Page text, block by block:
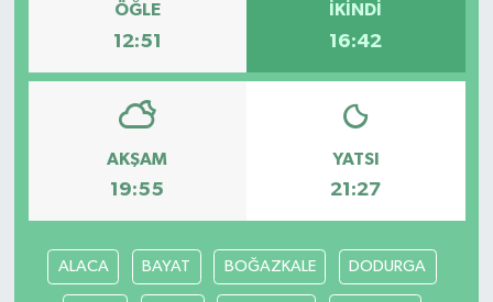
ÖĞLE
12:51
İKINDI
16:42
AKŞAM
19:55
YATSI
21:27
ALACA BAYAT BOĞAZKALE DODURGA